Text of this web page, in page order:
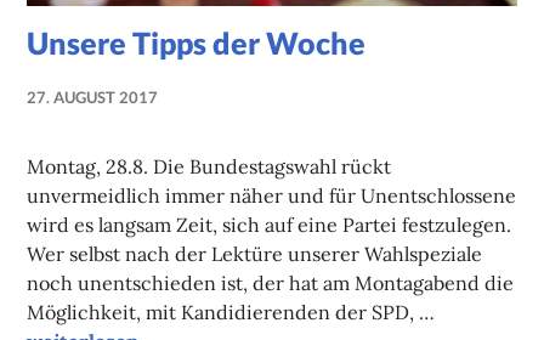
Unsere Tipps der Woche
27. AUGUST 2017
Montag, 28.8. Die Bundestagswahl rückt
unvermeidlich immer näher und für Unentschlossene
wird es langsam Zeit, sich auf eine Partei festzulegen.
Wer selbst nach der Lektüre unserer Wahlspeziale
noch unentschieden ist, der hat am Montagabend die
Möglichkeit, mit Kandidierenden der SPD, …